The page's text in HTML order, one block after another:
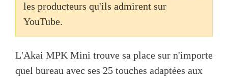
les producteurs qu'ils admirent sur
YouTube.
L'Akai MPK Mini trouve sa place sur n'importe
quel bureau avec ses 25 touches adaptées aux